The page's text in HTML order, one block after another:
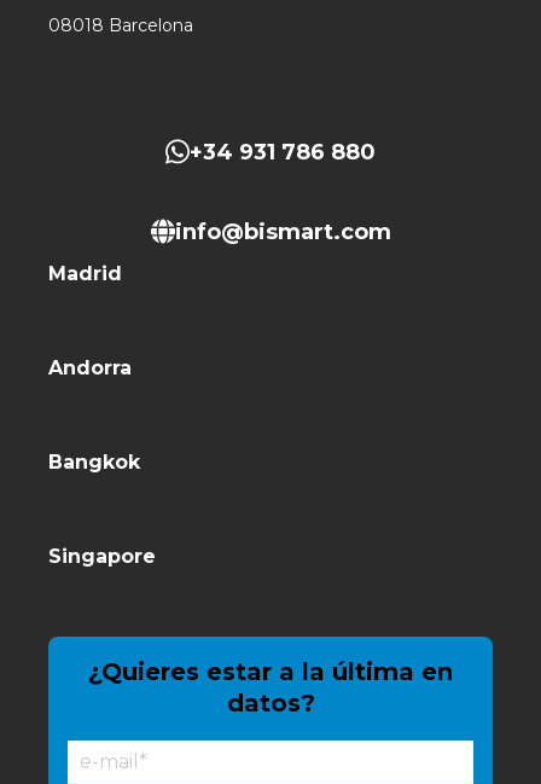
08018 Barcelona
+34 931 786 880
info@bismart.com
Madrid
Andorra
Bangkok
Singapore
¿Quieres estar a la última en
datos?